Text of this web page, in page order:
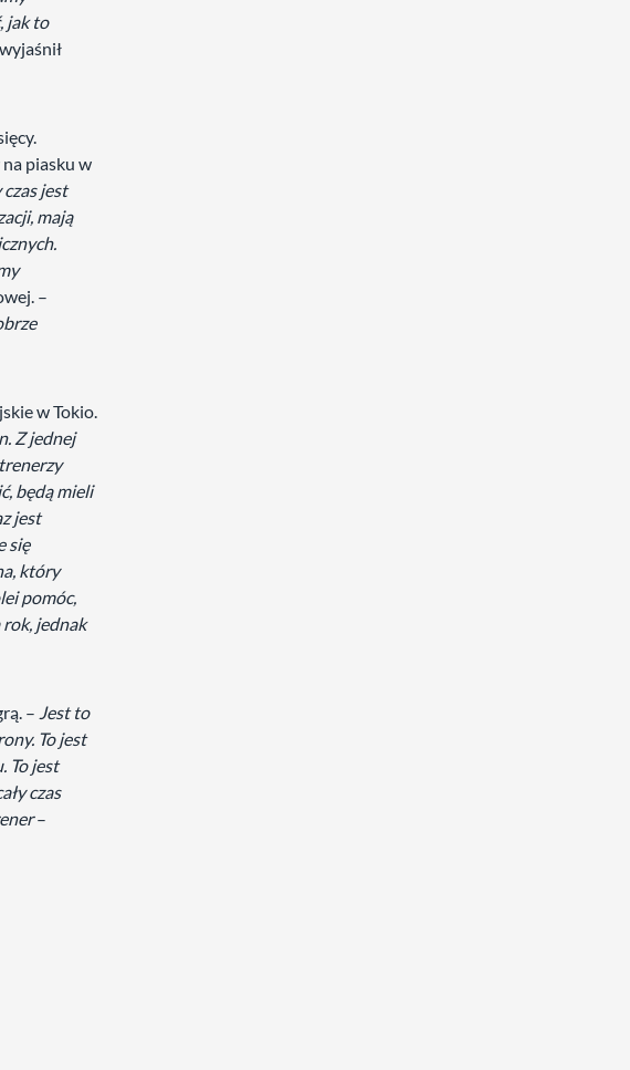
jak to
piasku w
jest
mają
–
w Tokio.
Z jednej
będą mieli
jest
się
który
pomóc,
rok, jednak
– Jest to
To jest
To jest
czas
–